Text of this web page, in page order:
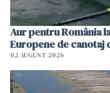
Aur pentru România
Europene de canotaj
02 AUGUST 2026